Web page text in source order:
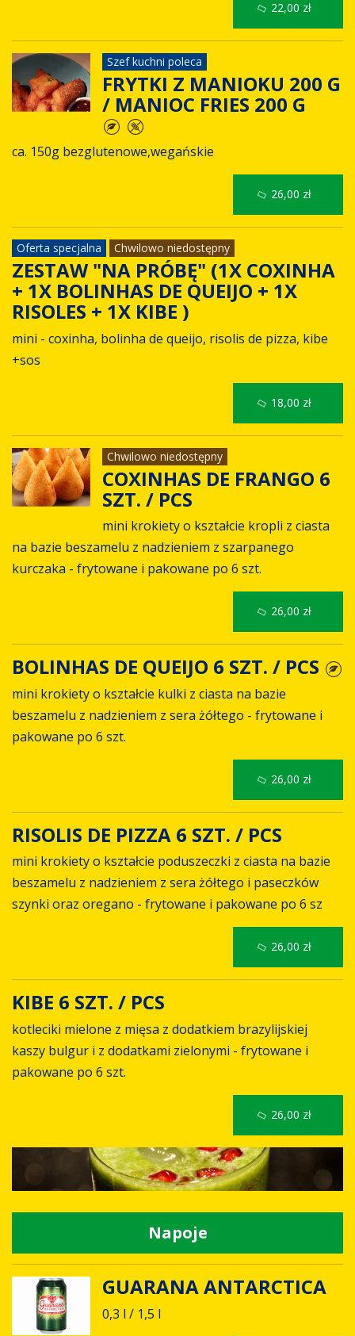
Szef kuchni poleca
FRYTKI Z MANIOKU 200 G
/ MANIOC FRIES 200 G
ca. 150g bezglutenowe,wegańskie
Oferta specjalna Chwilowo niedostępny
ZESTAW "NA PRÓBĘ" (1X COXINHA
+ 1X BOLINHAS DE QUEIJO + 1X
RISOLES + 1X KIBE )
mini - coxinha, bolinha de queijo, risolis de pizza, kibe
+sos
Chwilowo niedostępny
COXINHAS DE FRANGO 6
SZT. / PCS
mini krokiety o kształcie kropli z ciasta
na bazie beszamelu z nadzieniem z szarpanego
kurczaka - frytowane i pakowane po 6 szt.
BOLINHAS DE QUEIJO 6 SZT. / PCS
mini krokiety o kształcie kulki z ciasta na bazie
beszamelu z nadzieniem z sera żółtego - frytowane i
pakowane po 6 szt.
RISOLIS DE PIZZA 6 SZT. / PCS
mini krokiety o kształcie poduszeczki z ciasta na bazie
beszamelu z nadzieniem z sera żółtego i paseczków
szynki oraz oregano - frytowane i pakowane po 6 sz
KIBE 6 SZT. / PCS
kotleciki mielone z mięsa z dodatkiem brazylijskiej
kaszy bulgur i z dodatkami zielonymi - frytowane i
pakowane po 6 szt.
Napoje
GUARANA ANTARCTICA
0,3 l / 1,5 l